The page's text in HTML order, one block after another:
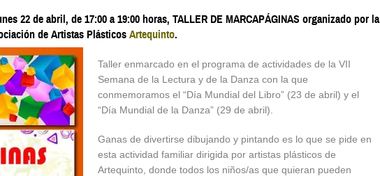
22 de abril, de 17:00 a 19:00 horas, TALLER DE MARCAPÁGINAS organizado por la
de Artistas PlásticosArtequinto.
Taller enmarcado en el programa de actividades de la VII
Semana de la Lectura y de la Danza con la que
conmemoramos el “Día Mundial del Libro” (23 de abril) y el
“Día Mundial de la Danza” (29 de abril).
Ganas de divertirse dibujando y pintando es lo que se pide en
esta actividad familiar dirigida por artistas plásticos de
Artequinto, donde todos los niños/as que quieran pueden